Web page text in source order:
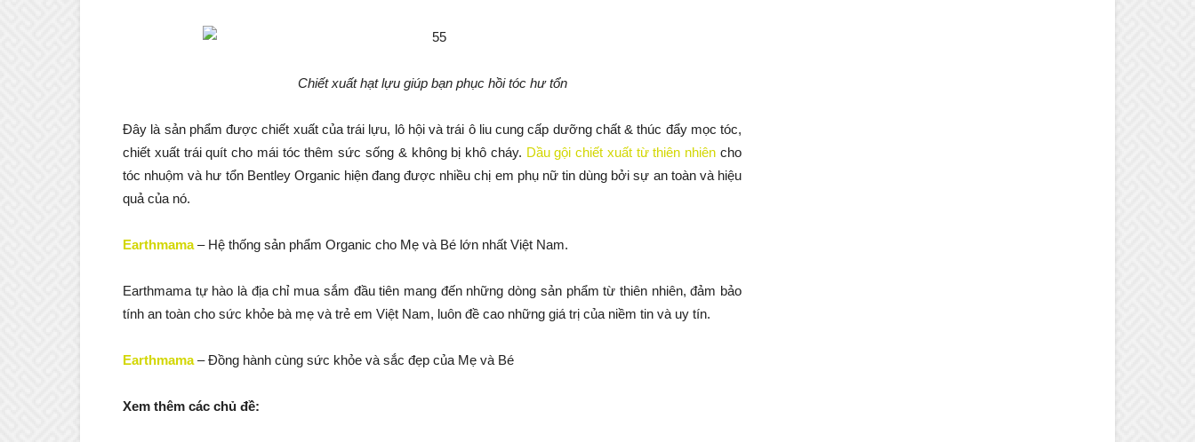
Chiết xuất hạt lựu giúp bạn phục hồi tóc hư tổn
Đây là sản phẩm được chiết xuất của trái lựu, lô hội và trái ô liu cung cấp dưỡng chất & thúc đẩy mọc tóc,
chiết xuất trái quít cho mái tóc thêm sức sống & không bị khô cháy. Dầu gội chiết xuất từ thiên nhiên cho
tóc nhuộm và hư tổn Bentley Organic hiện đang được nhiều chị em phụ nữ tin dùng bởi sự an toàn và hiệu
quả của nó.
Earthmama– Hệ thống sản phẩm Organic cho Mẹ và Bé lớn nhất Việt Nam.
Earthmama tự hào là địa chỉ mua sắm đầu tiên mang đến những dòng sản phẩm từ thiên nhiên, đảm bảo
tính an toàn cho sức khỏe bà mẹ và trẻ em Việt Nam, luôn đề cao những giá trị của niềm tin và uy tín.
Earthmama– Đồng hành cùng sức khỏe và sắc đẹp của Mẹ và Bé
Xem thêm các chủ đề: